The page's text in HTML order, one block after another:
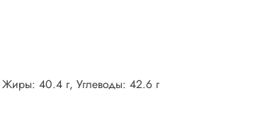
Жиры: 40.4 г, Углеводы: 42.6 г